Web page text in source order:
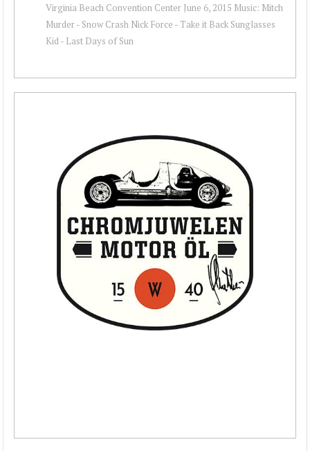
Virginia Beach Convention Center June 6, 2015 Music: Mitch
Murder - Snow Crash Nick Force - Take it Back Sunglasses
Kid - Last Days of Sun